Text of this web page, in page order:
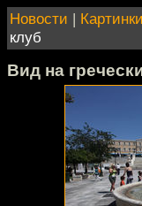
Новости | Картинки
клуб
Вид на